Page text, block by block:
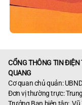
CỔNG THÔNG TIN
QUANG
Cơ quan chủ quản:
Đơn vị thường trực: